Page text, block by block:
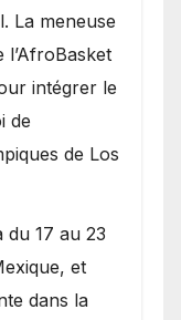
La meneuse
l’AfroBasket
intégrer le
de
de Los
du 17 au 23
et
dans la